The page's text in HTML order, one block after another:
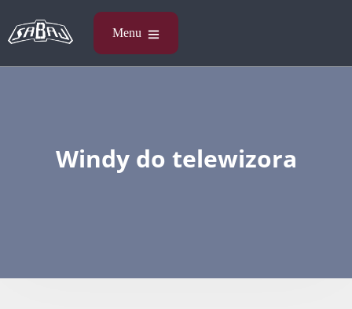
Windy do telewizora